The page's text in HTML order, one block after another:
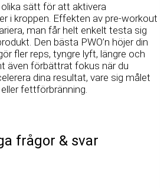
olika sätt för att aktivera
i kroppen. Effekten av pre-workout
man får helt enkelt testa sig
Den bästa PWO’n höjer din
fler reps, tyngre lyft, längre och
även förbättrat fokus när du
dina resultat, vare sig målet
fettförbränning.
frågor & svar